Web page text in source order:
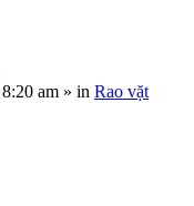
am » in Rao vặt